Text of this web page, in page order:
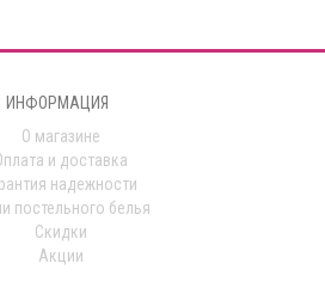
ИНФОРМАЦИЯ
О магазине
и доставка
надежности
постельного белья
Скидки
Акции